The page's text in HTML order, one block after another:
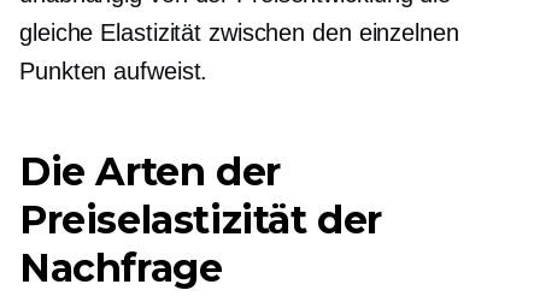
gleiche Elastizität zwischen den einzelnen
Punkten aufweist.
Die Arten der
Preiselastizität der
Nachfrage